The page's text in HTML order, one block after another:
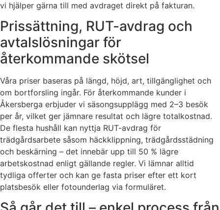
vi hjälper gärna till med avdraget direkt på fakturan.
Prissättning, RUT-avdrag och
avtalslösningar för
återkommande skötsel
Våra priser baseras på längd, höjd, art, tillgänglighet och
om bortforsling ingår. För återkommande kunder i
Åkersberga erbjuder vi säsongsupplägg med 2–3 besök
per år, vilket ger jämnare resultat och lägre totalkostnad.
De flesta hushåll kan nyttja RUT-avdrag för
trädgårdsarbete såsom häckklippning, trädgårdsstädning
och beskärning – det innebär upp till 50 % lägre
arbetskostnad enligt gällande regler. Vi lämnar alltid
tydliga offerter och kan ge fasta priser efter ett kort
platsbesök eller fotounderlag via formuläret.